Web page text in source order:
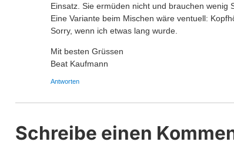
Einsatz. Sie ermüden nicht und brauchen wenig
Eine Variante beim Mischen wäre ventuell:
Sorry, wenn ich etwas lang wurde.
Mit besten Grüssen
Beat Kaufmann
Antworten
Schreibe einen